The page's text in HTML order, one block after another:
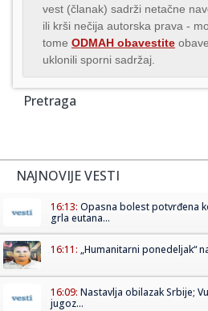
vest (članak) sadrži netačne
ili krši nečija autorska prava -
tome ODMAH obavestite
uklonili sporni sadržaj.
Pretraga
NAJNOVIJE VESTI
16:13: Opasna bolest potvrđena
grla eutana...
16:11: „Humanitarni ponedeljak“
16:09: Nastavlja obilazak Srbije;
jugoz...